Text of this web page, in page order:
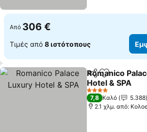
Από 306 €
Τιμές από 8 ιστότοπους
Κοινοποίηση
Προσθήκη
Romanico
Hotel & SPA
4 Αστέρια
7,8 Καλό
5.388
2.1 χλμ. από: